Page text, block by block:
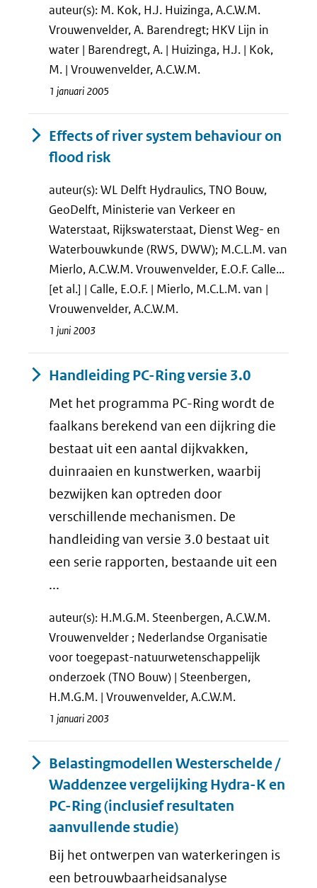
auteur(s): M. Kok, H.J. Huizinga, A.C.W.M.
Vrouwenvelder, A. Barendregt; HKV Lijn in
water | Barendregt, A. | Huizinga, H.J. | Kok,
M. | Vrouwenvelder, A.C.W.M.
1 januari 2005
Effects of river system behaviour on
flood risk
auteur(s): WL Delft Hydraulics, TNO Bouw,
GeoDelft, Ministerie van Verkeer en
Waterstaat, Rijkswaterstaat, Dienst Weg- en
Waterbouwkunde (RWS, DWW); M.C.L.M. van
Mierlo, A.C.W.M. Vrouwenvelder, E.O.F. Calle...
[et al.] | Calle, E.O.F. | Mierlo, M.C.L.M. van |
Vrouwenvelder, A.C.W.M.
1 juni 2003
Handleiding PC-Ring versie 3.0
Met het programma PC-Ring wordt de
faalkans berekend van een dijkring die
bestaat uit een aantal dijkvakken,
duinraaien en kunstwerken, waarbij
bezwijken kan optreden door
verschillende mechanismen. De
handleiding van versie 3.0 bestaat uit
een serie rapporten, bestaande uit een
...
auteur(s): H.M.G.M. Steenbergen, A.C.W.M.
Vrouwenvelder ; Nederlandse Organisatie
voor toegepast-natuurwetenschappelijk
onderzoek (TNO Bouw) | Steenbergen,
H.M.G.M. | Vrouwenvelder, A.C.W.M.
1 januari 2003
Belastingmodellen Westerschelde /
Waddenzee vergelijking Hydra-K en
PC-Ring (inclusief resultaten
aanvullende studie)
Bij het ontwerpen van waterkeringen is
een betrouwbaarheidsanalyse